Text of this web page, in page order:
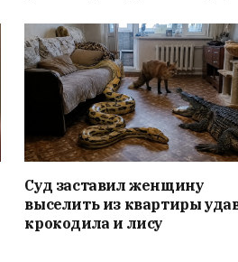
Суд заставил женщину
выселить из квартиры
крокодила и лису